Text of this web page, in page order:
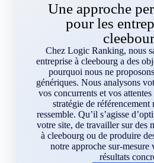
Une approche
pour les
Chez Logic Ranking, nous
entreprise à cleebourg a des
pourquoi nous ne
génériques. Nous analysons
vos concurrents et vos
stratégie de
ressemble. Qu’il s’agisse
votre site, de travailler sur des
à cleebourg ou de produire
notre approche sur-mesure
résultats